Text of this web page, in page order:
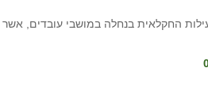
החקלאית בנחלה במושבי עובדים, אשר